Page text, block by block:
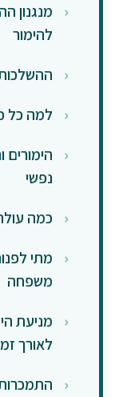
מנגנון
להימור
למה כל
נפשי
כמה
מתי
משפחה
מניעת
לאורך